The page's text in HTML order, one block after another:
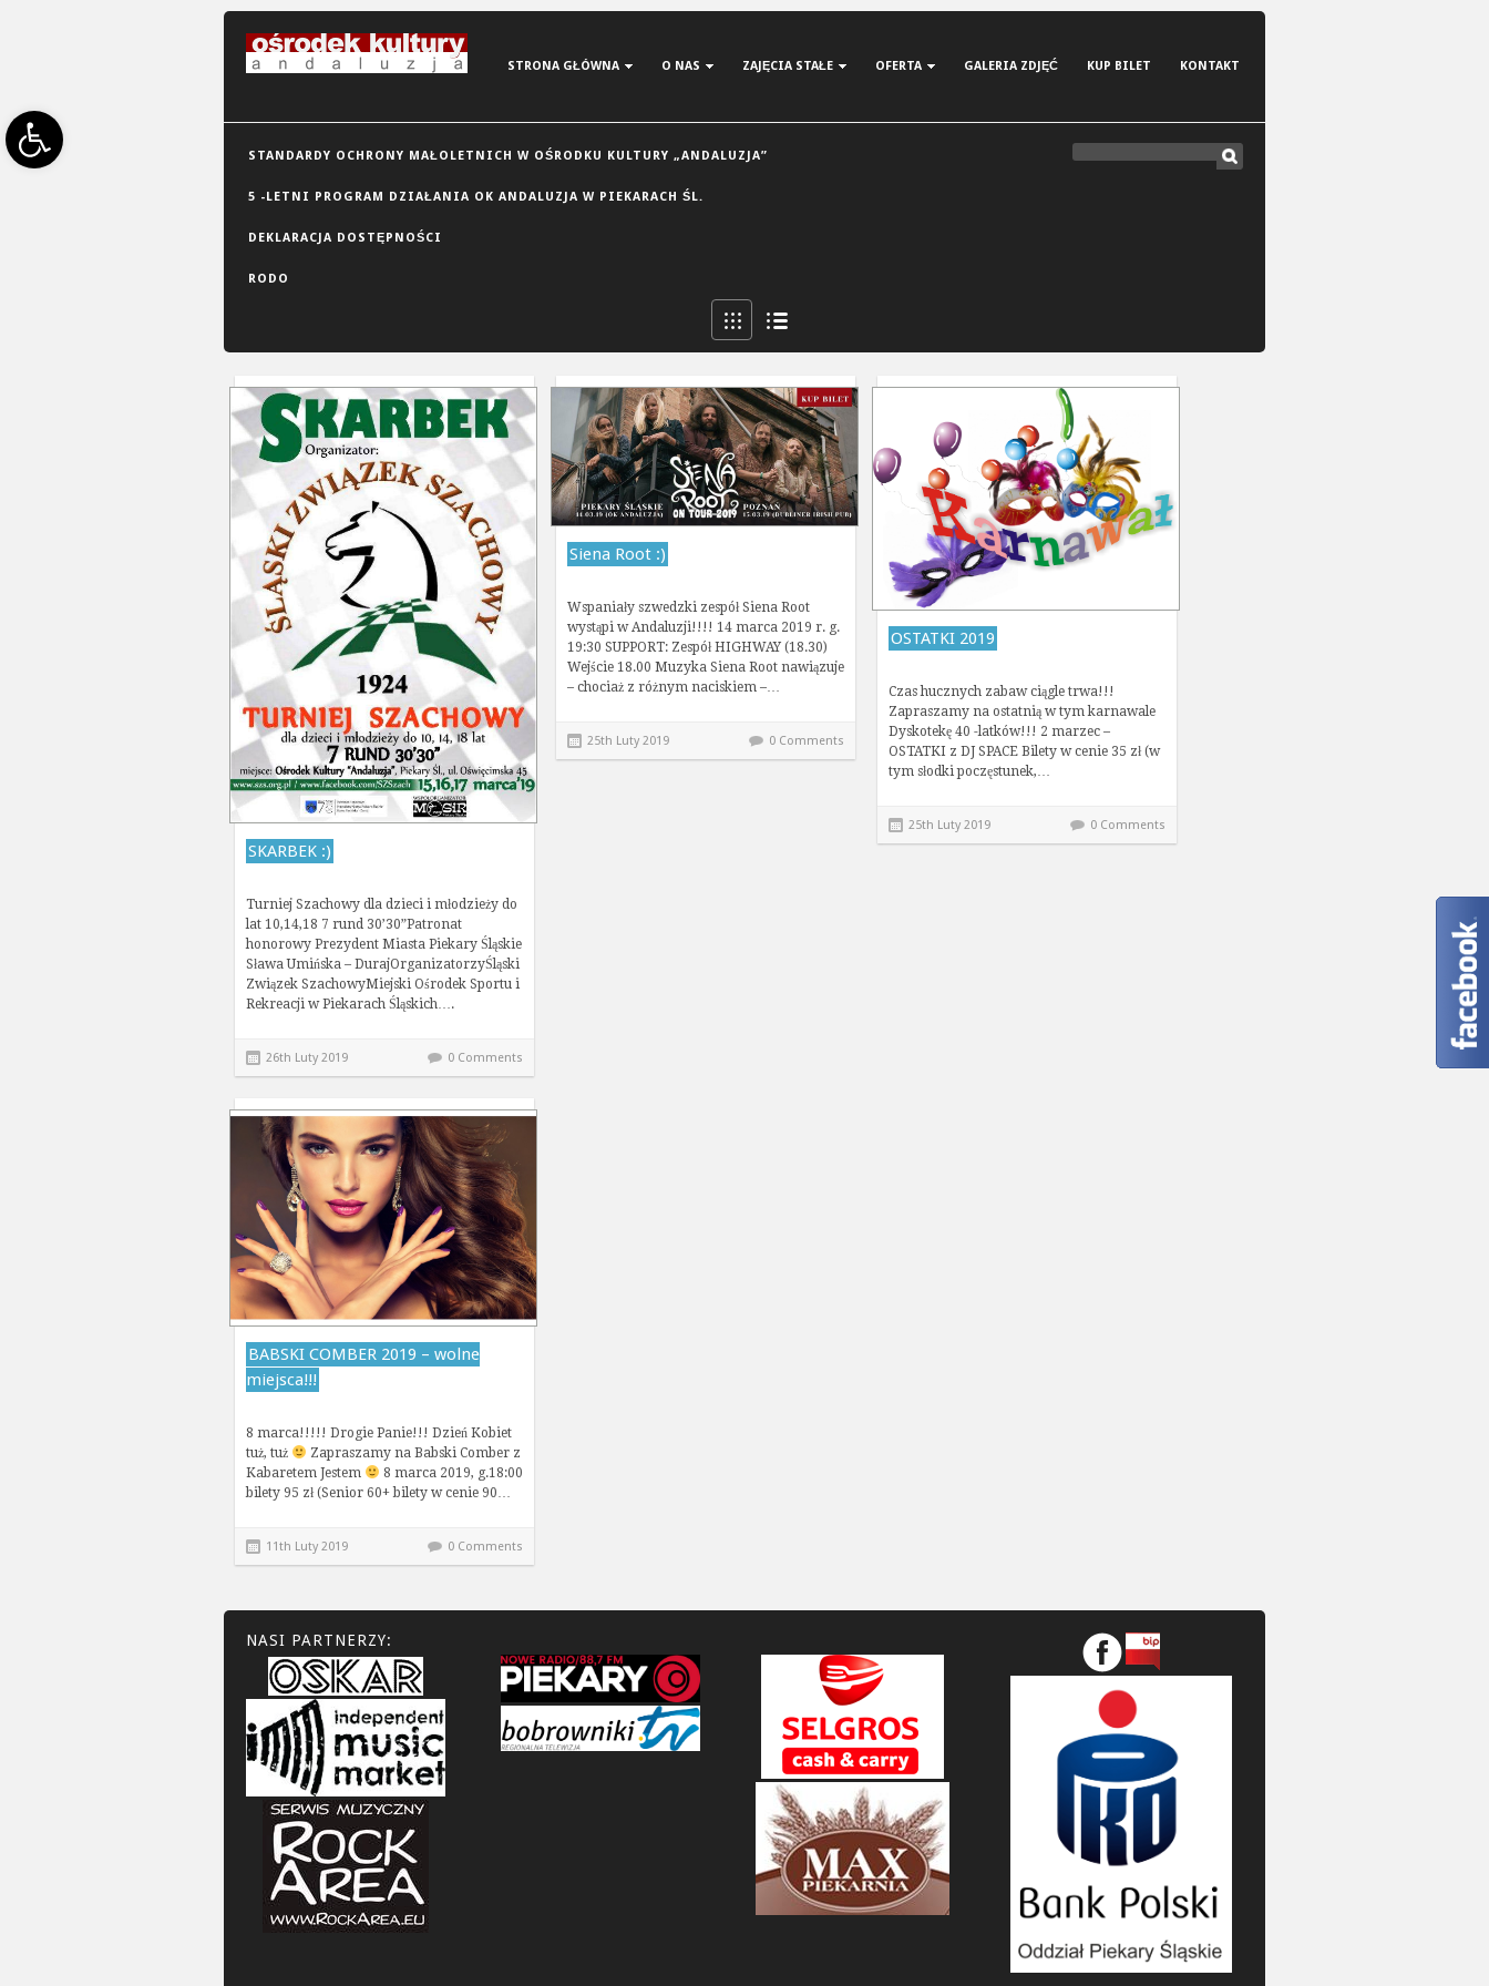
Open toolbar
STRONA GŁÓWNA O NAS ZAJĘCIA STAŁE OFERTA GALERIA ZDJĘĆ KUP BILET KONTAKT
STANDARDY OCHRONY MAŁOLETNICH W OŚRODKU KULTURY „ANDALUZJA”
5 -LETNI PROGRAM DZIAŁANIA OK ANDALUZJA W PIEKARACH ŚL.
DEKLARACJA DOSTĘPNOŚCI
RODO
SKARBEK :)
Turniej Szachowy dla dzieci i młodzieży do
lat 10,14,18 7 rund 30’30”Patronat
honorowy Prezydent Miasta Piekary Śląskie
Sława Umińska – DurajOrganizatorzyŚląski
Związek SzachowyMiejski Ośrodek Sportu i
Rekreacji w Piekarach Śląskich….
26th Luty 2019 0 Comments
Siena Root :)
Wspaniały szwedzki zespół Siena Root
wystąpi w Andaluzji!!!! 14 marca 2019 r. g.
19:30 SUPPORT: Zespół HIGHWAY (18.30)
Wejście 18.00 Muzyka Siena Root nawiązuje
– chociaż z różnym naciskiem –…
25th Luty 2019 0 Comments
OSTATKI 2019
Czas hucznych zabaw ciągle trwa!!!
Zapraszamy na ostatnią w tym karnawale
Dyskotekę 40 -latków!!! 2 marzec –
OSTATKI z DJ SPACE Bilety w cenie 35 zł (w
tym słodki poczęstunek,…
25th Luty 2019 0 Comments
BABSKI COMBER 2019 – wolne
miejsca!!!
8 marca!!!!! Drogie Panie!!! Dzień Kobiet
tuż, tuż
Zapraszamy na Babski Comber z
Kabaretem Jestem
8 marca 2019, g.18:00
bilety 95 zł (Senior 60+ bilety w cenie 90…
11th Luty 2019 0 Comments
NASI PARTNERZY: